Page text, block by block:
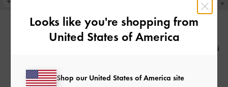
جديد
تايلن - حذاء بامبس سلينج باك
400.00
جديد
400.00
Looks like you're shopping from
United States of America
Shop our United States of America site